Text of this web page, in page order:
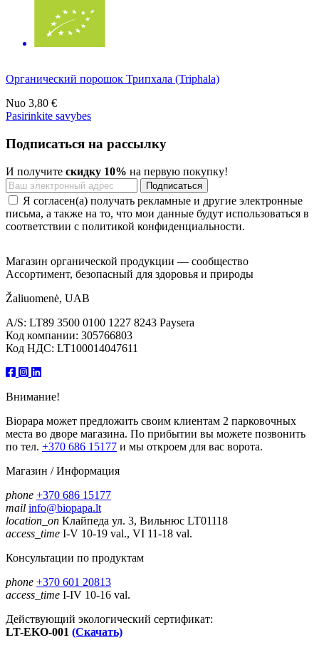
Органический порошок Трипхала (Triphala)
Nuo 3,80 €
Pasirinkite savybes
Подписаться на рассылку
И получите скидку 10% на первую покупку!
Я согласен(а) получать рекламные и другие электронные
письма, а также на то, что мои данные будут использоваться в
соответствии с политикой конфиденциальности.
Магазин органической продукции — сообщество
Ассортимент, безопасный для здоровья и природы
Žaliuomenė, UAB
A/S: LT89 3500 0100 1227 8243 Paysera
Код компании: 305766803
Код НДС: LT100014047611
Внимание!
Biopapa может предложить своим клиентам 2 парковочных
места во дворе магазина. По прибытии вы можете позвонить
по тел. +370 686 15177 и мы откроем для вас ворота.
Магазин / Информация
phone +370 686 15177
mail info@biopapa.lt
location_on Клайпеда ул. 3, Вильнюс LT01118
access_time I-V 10-19 val., VI 11-18 val.
Консультации по продуктам
phone +370 601 20813
access_time I-IV 10-16 val.
Действующий экологический сертификат:
LT-EKO-001 (Скачать)